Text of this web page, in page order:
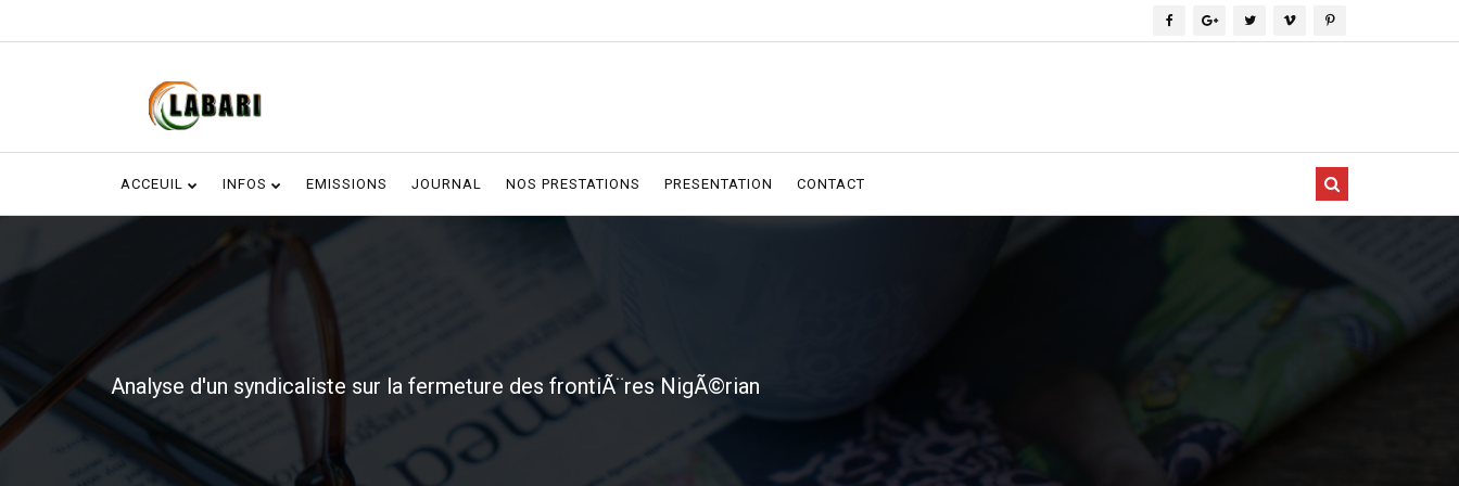
ACCEUIL INFOS EMISSIONS JOURNAL NOS PRESTATIONS PRESENTATION CONTACT
Analyse d'un syndicaliste sur la fermeture des frontiÃ¨res NigÃ©rian